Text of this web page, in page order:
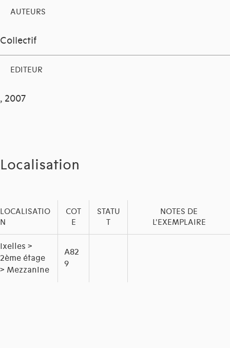
AUTEURS
Collectif
EDITEUR
, 2007
Localisation
LOCALISATIO
N
COT
E
STATU
T
NOTES DE
L'EXEMPLAIRE
Ixelles >
2ème étage
> Mezzanine
A82
9